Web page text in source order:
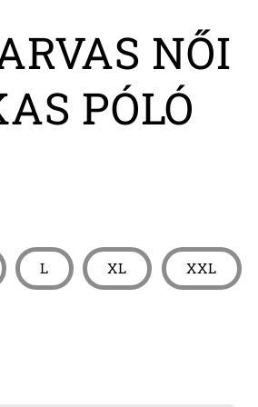
NŐI
PÓLÓ
L XL XXL